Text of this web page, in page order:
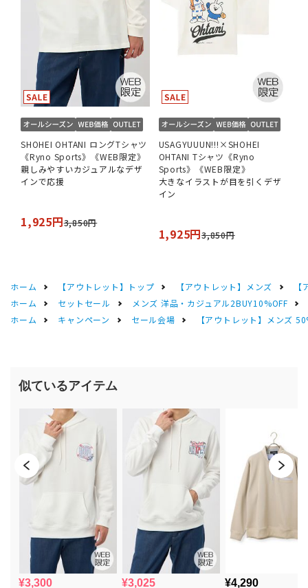
SHOHEI OHTANI ロングTシャツ
《Ryno Sports》《WEB限定》
親しみやすいカジュアルなデザ
インで応援
1,925円3,850円
USAGYUUUN!!!×SHOHEI
OHTANI Tシャツ《Ryno
Sports》《WEB限定》
大きなイラストが目を引くデザ
イン
1,925円3,850円
ホーム 【アウトレット】トップ 【アウトレット】メンズ
ホーム
セットセール
メンズ 洋品・カジュアル2BUY10%OFF
ホーム
キャンペーン セール会場 【アウトレット】メンズ